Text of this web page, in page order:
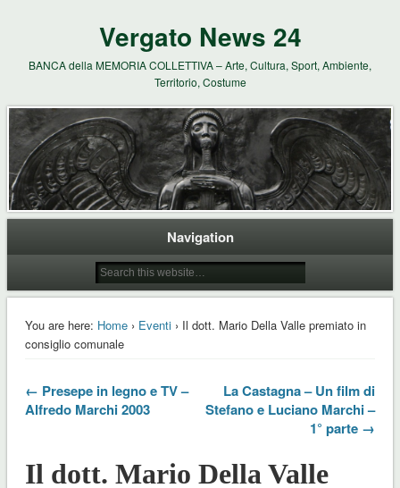
Vergato News 24
BANCA della MEMORIA COLLETTIVA – Arte, Cultura, Sport, Ambiente,
Territorio, Costume
Navigation
You are here: Home› Eventi› Il dott. Mario Della Valle premiato in
consiglio comunale
← Presepe in legno e TV –
Alfredo Marchi 2003
La Castagna – Un film di
Stefano e Luciano Marchi –
1° parte →
Il dott. Mario Della Valle